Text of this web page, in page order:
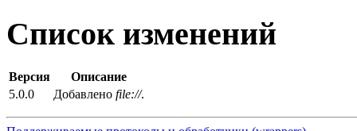
Список изменений
Версия
Описание
5.0.0
Добавлено file://.